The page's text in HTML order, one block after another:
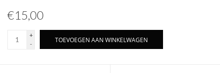
€15,00
+
-
TOEVOEGEN AAN WINKELWAGEN